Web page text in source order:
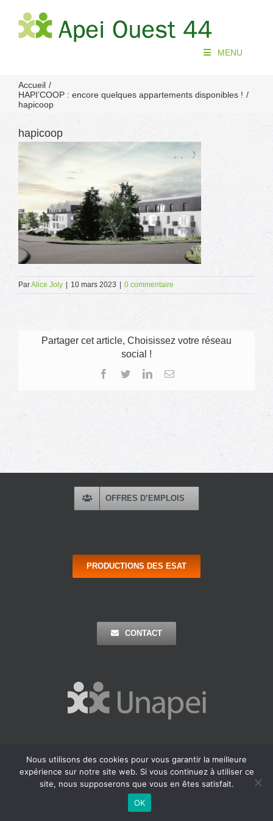
contenu
MENU
Accueil
HAPI’COOP : encore quelques appartements disponibles !
hapicoop
hapicoop
ParAlice Joly 10 mars 2023 0 commentaire
Partager cet article, Choisissez votre réseau
social !
Facebook
TwitterLinkedInEmail
OFFRES D’EMPLOIS
PRODUCTIONS DES ESAT
CONTACT
Copyright 2016 Apei Ouest 44 | Tous Droits Réservés |Mentions
Légales| Réalisation : Agence Outremer
Facebook
Nous utilisons des cookies pour vous garantir la meilleure
expérience sur notre site web. Si vous continuez à utiliser ce
site, nous supposerons que vous en êtes satisfait.
OK